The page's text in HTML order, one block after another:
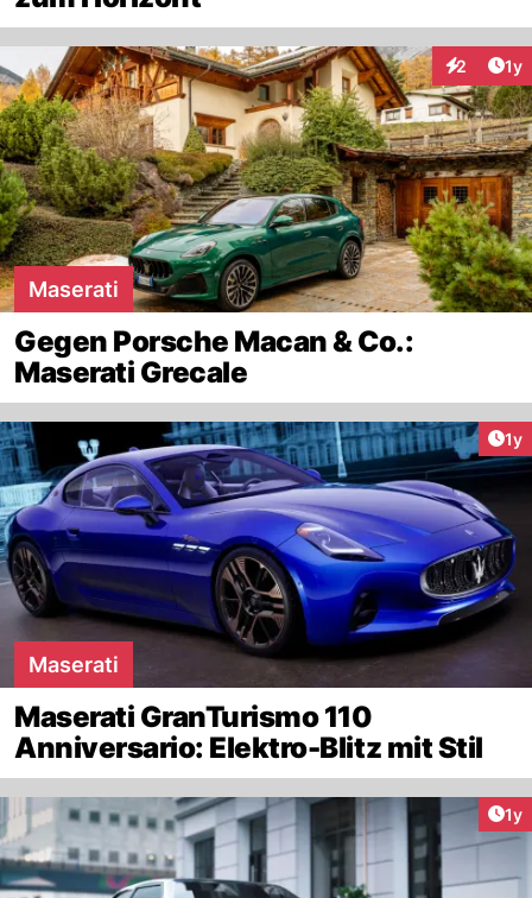
2 1y
Maserati
Gegen Porsche Macan & Co.:
Maserati Grecale
1y
Maserati
Maserati GranTurismo 110
Anniversario: Elektro-Blitz mit Stil
1y